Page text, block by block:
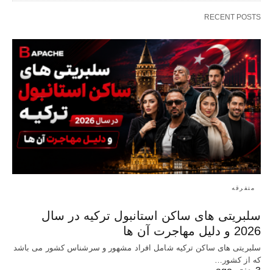
RECENT POSTS
متفرقه
سلبریتی های ساکن استانبول ترکیه در سال
2026 و دلیل مهاجرت آن ها
سلبریتی های ساکن ترکیه شامل افراد مشهور و سرشناس کشور می باشد
که از کشور…